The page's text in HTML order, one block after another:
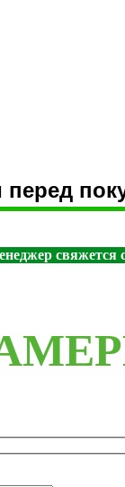
перед
свяжется